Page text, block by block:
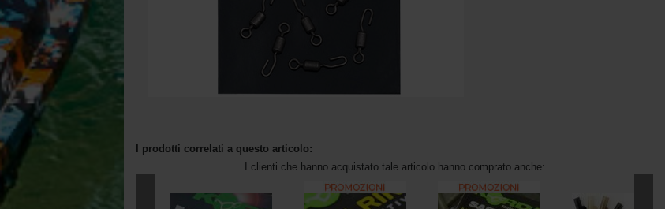
I prodotti correlati a questo articolo:
I clienti che hanno acquistato tale articolo hanno comprato anche: